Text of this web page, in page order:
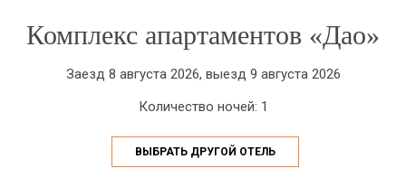
Комплекс апартаментов «Дао»
Заезд 8 августа 2026, выезд 9 августа 2026
Количество ночей: 1
ВЫБРАТЬ ДРУГОЙ ОТЕЛЬ